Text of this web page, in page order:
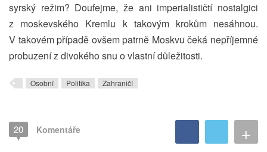
syrský režim? Doufejme, že ani imperialističtí nostalgici
z moskevského Kremlu k takovým krokům nesáhnou.
V takovém případě ovšem patrně Moskvu čeká nepříjemné
probuzení z divokého snu o vlastní důležitosti.
Osobní Politika Zahraničí
20 Komentáře +